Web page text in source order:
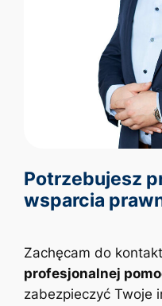
Potrzebujesz
wsparcia
Zachęcam do
profesjonalnej
zabezpieczyć Twoje